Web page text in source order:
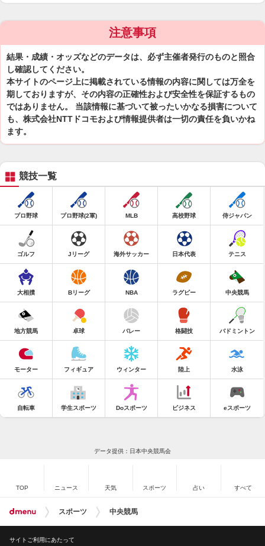
注意事項
結果・成績・オッズなどのデータは、必ず主催者発行のものと照合
し確認してください。
本サイトのページ上に掲載されている情報の内容に関しては万全を
期しておりますが、その内容の正確性および安全性を保証するもの
ではありません。 当該情報に基づいて被ったいかなる損害について
も、株式会社NTTドコモおよび情報提供者は一切の責任を負いかね
ます。
競技一覧
プロ野球 プロ野球(2軍) MLB 高校野球 侍ジャパン
ゴルフ Jリーグ 海外サッカー 日本代表 テニス
大相撲 Bリーグ NBA ラグビー 中央競馬
地方競馬 卓球 バレー 格闘技 バドミントン
モーター フィギュア ウィンター 陸上 水泳
自転車 学生スポーツ Doスポーツ ビジネス eスポーツ
データ提供：日本中央競馬会
TOP ニュース 天気 スポーツ 占い すべて
スポーツ 中央競馬
サイトご利用にあたって